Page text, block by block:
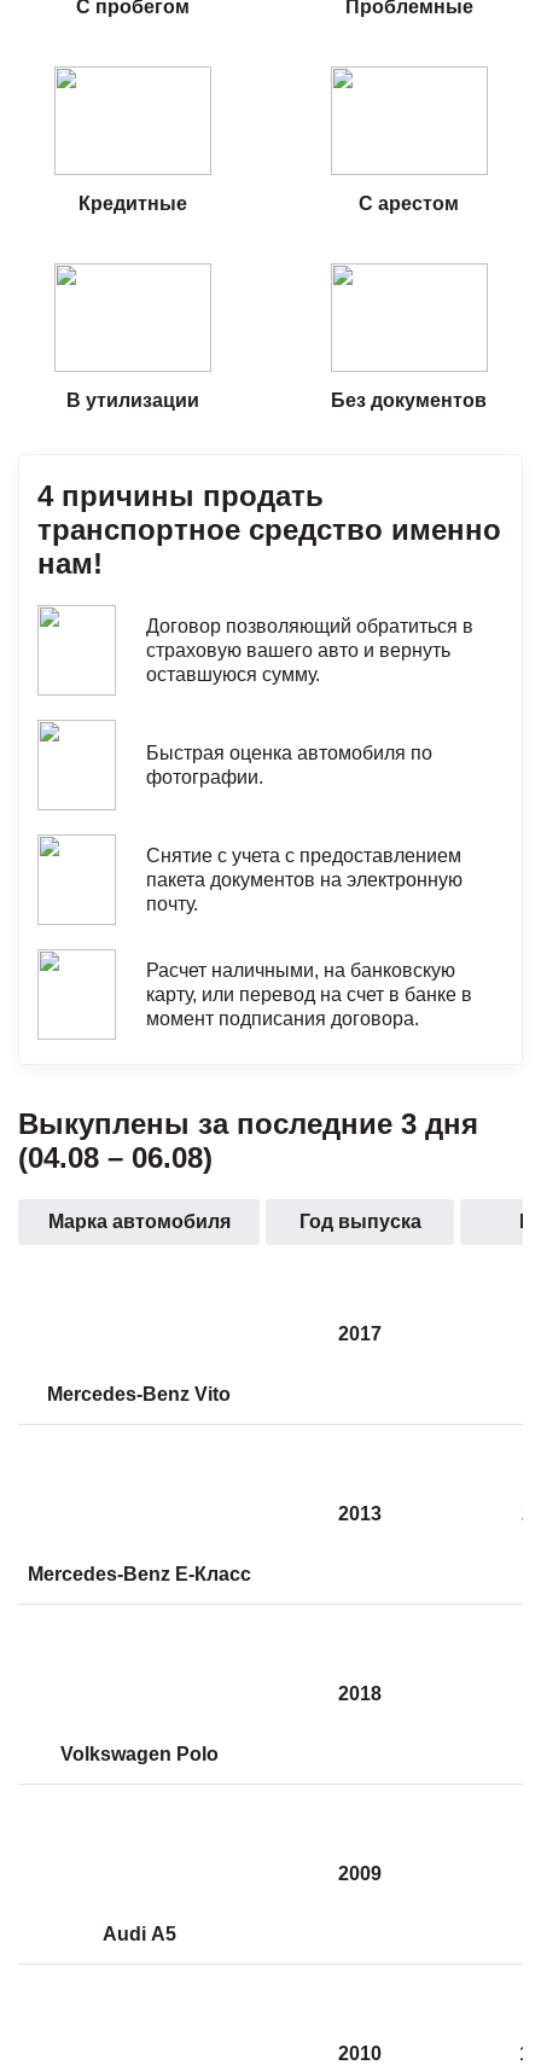
С пробегом Проблемные
Кредитные С арестом
В утилизации Без документов
4 причины продать
транспортное средство именно
нам!
Договор позволяющий обратиться в
страховую вашего авто и вернуть
оставшуюся сумму.
Быстрая оценка автомобиля по
фотографии.
Снятие с учета с предоставлением
пакета документов на электронную
почту.
Расчет наличными, на банковскую
карту, или перевод на счет в банке в
момент подписания договора.
Выкуплены за последние 3 дня
(04.08 – 06.08)
Марка автомобиля Год выпуска
Mercedes-Benz Vito
2017
Mercedes-Benz E-Класс
2013
Volkswagen Polo
2018
Audi А5
2009
2010